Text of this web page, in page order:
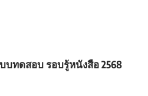
บทดสอบ รอบรู้หนังสือ 2568